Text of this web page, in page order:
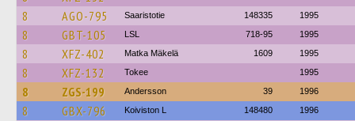
8 AGO-795 Saaristotie 148335 1995
8 GBT-105 LSL 718-95 1995
8 XFZ-402 Matka Mäkelä 1609 1995
8 XFZ-132 Tokee 1995
8 ZGS-199 Andersson 39 1996
8 GBX-796 Koiviston L 148480 1996